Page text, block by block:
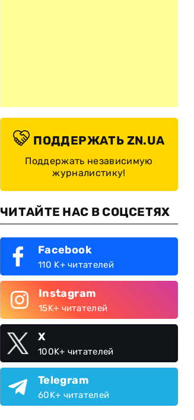
ПОДДЕРЖАТЬ ZN.UA
Поддержать независимую
журналистику!
ЧИТАЙТЕ НАС В СОЦСЕТЯХ
Facebook
110 K+ читателей
Instagram
15K+ читателей
X
100K+ читателей
Telegram
60K+ читателей